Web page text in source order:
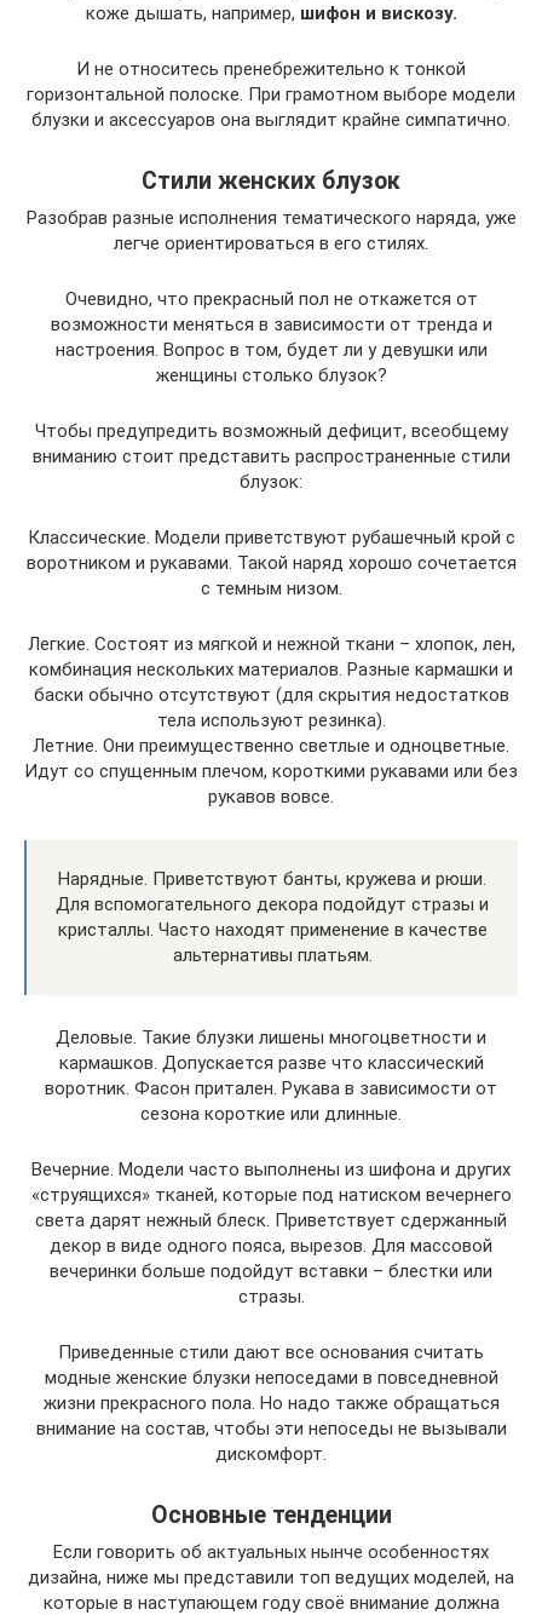
коже дышать, например, шифон и вискозу.
И не относитесь пренебрежительно к тонкой
горизонтальной полоске. При грамотном выборе модели
блузки и аксессуаров она выглядит крайне симпатично.
Стили женских блузок
Разобрав разные исполнения тематического наряда, уже
легче ориентироваться в его стилях.
Очевидно, что прекрасный пол не откажется от
возможности меняться в зависимости от тренда и
настроения. Вопрос в том, будет ли у девушки или
женщины столько блузок?
Чтобы предупредить возможный дефицит, всеобщему
вниманию стоит представить распространенные стили
блузок:
Классические. Модели приветствуют рубашечный крой с
воротником и рукавами. Такой наряд хорошо сочетается
с темным низом.
Легкие. Состоят из мягкой и нежной ткани – хлопок, лен,
комбинация нескольких материалов. Разные кармашки и
баски обычно отсутствуют (для скрытия недостатков
тела используют резинка).
Летние. Они преимущественно светлые и одноцветные.
Идут со спущенным плечом, короткими рукавами или без
рукавов вовсе.
Нарядные. Приветствуют банты, кружева и рюши.
Для вспомогательного декора подойдут стразы и
кристаллы. Часто находят применение в качестве
альтернативы платьям.
Деловые. Такие блузки лишены многоцветности и
кармашков. Допускается разве что классический
воротник. Фасон притален. Рукава в зависимости от
сезона короткие или длинные.
Вечерние. Модели часто выполнены из шифона и других
«струящихся» тканей, которые под натиском вечернего
света дарят нежный блеск. Приветствует сдержанный
декор в виде одного пояса, вырезов. Для массовой
вечеринки больше подойдут вставки – блестки или
стразы.
Приведенные стили дают все основания считать
модные женские блузки непоседами в повседневной
жизни прекрасного пола. Но надо также обращаться
внимание на состав, чтобы эти непоседы не вызывали
дискомфорт.
Основные тенденции
Если говорить об актуальных нынче особенностях
дизайна, ниже мы представили топ ведущих моделей, на
которые в наступающем году своё внимание должна